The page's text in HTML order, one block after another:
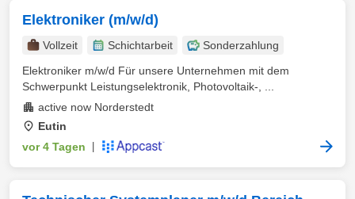
Elektroniker (m/w/d)
Vollzeit Schichtarbeit
Sonderzahlung
Elektroniker m/w/d Für unsere Unternehmen mit dem
Schwerpunkt Leistungselektronik, Photovoltaik-, ...
active now Norderstedt
Eutin
vor 4 Tagen